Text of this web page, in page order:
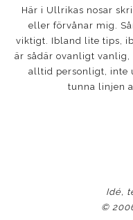
Här i Ullrikas nosar
eller förvånar mig.
viktigt. Ibland lite tips,
är sådär ovanligt vanlig,
alltid personligt, inte
tunna linjen
Idé,
©